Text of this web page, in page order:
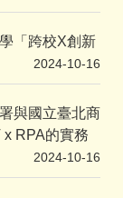
「跨校X創新
2024-10-16
與國立臺北商
RPA的實務
2024-10-16